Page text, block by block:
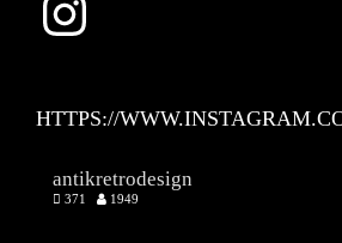
HTTPS://
antikretrodesign
371 1949